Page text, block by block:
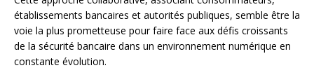
établissements bancaires et autorités publiques, semble être la
voie la plus prometteuse pour faire face aux défis croissants
de la sécurité bancaire dans un environnement numérique en
constante évolution.